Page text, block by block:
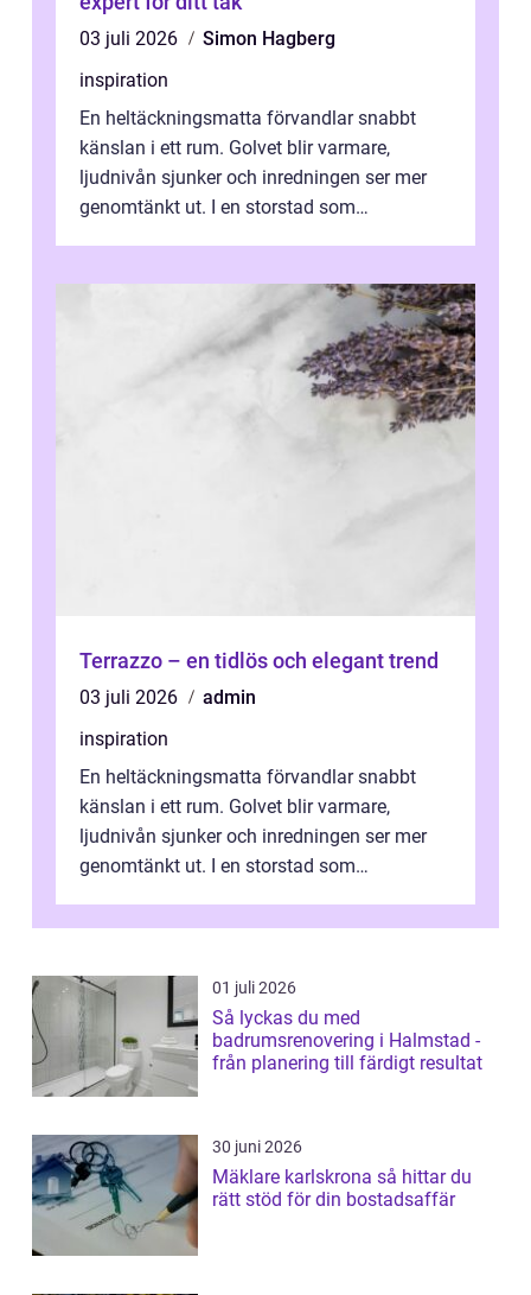
03 juli 2026
Simon Hagberg
inspiration
En heltäckningsmatta förvandlar snabbt
känslan i ett rum. Golvet blir varmare,
ljudnivån sjunker och inredningen ser mer
genomtänkt ut. I en storstad som
Terrazzo – en tidlös och elegant trend
03 juli 2026
admin
inspiration
En heltäckningsmatta förvandlar snabbt
känslan i ett rum. Golvet blir varmare,
ljudnivån sjunker och inredningen ser mer
genomtänkt ut. I en storstad som
granna...
01 juli 2026
Så lyckas du med
badrumsrenovering i Halmstad -
från planering till färdigt resultat
30 juni 2026
Mäklare karlskrona så hittar du
rätt stöd för din bostadsaffär